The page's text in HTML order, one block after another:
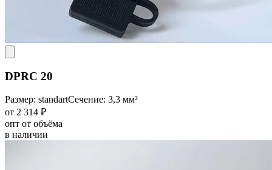
DPRC 20
Размер: standartСечение: 3,3 мм²
от 2 314 ₽
опт от объёма
в наличии